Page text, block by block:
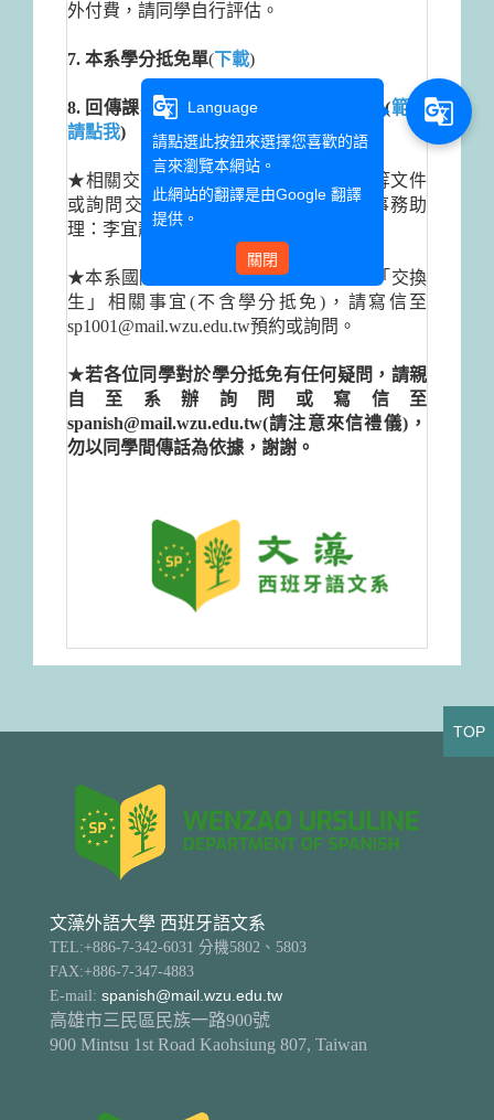
外付費，請同學自行評估。
7. 本系學分抵免單(下載)
8. 回傳課表之範例，請使用word檔回傳 (範例
請點我)
★相關交換生推薦函/簽證/入學許可…等文件
或詢問交換生事宜，可洽詢本系國際事務助
理：李宜靜(Helen)老師。
★本系國際交流老師提供各位同學諮詢「交換
生」相關事宜(不含學分抵免)，請寫信至
sp1001@mail.wzu.edu.tw預約或詢問。
★若各位同學對於學分抵免有任何疑問，請親
自至系辦詢問或寫信至
spanish@mail.wzu.edu.tw(請注意來信禮儀)，
勿以同學間傳話為依據，謝謝。
文藻外語大學 西班牙語文系
TEL:+886-7-342-6031 分機5802、5803
FAX:+886-7-347-4883
E-mail: spanish@mail.wzu.edu.tw
高雄市三民區民族一路900號
900 Mintsu 1st Road Kaohsiung 807, Taiwan
TOP
g_translate
Language
請點選此按鈕來選擇您喜歡的語
言來瀏覽本網站。
此網站的翻譯是由Google 翻譯
提供。
關閉
g_translate